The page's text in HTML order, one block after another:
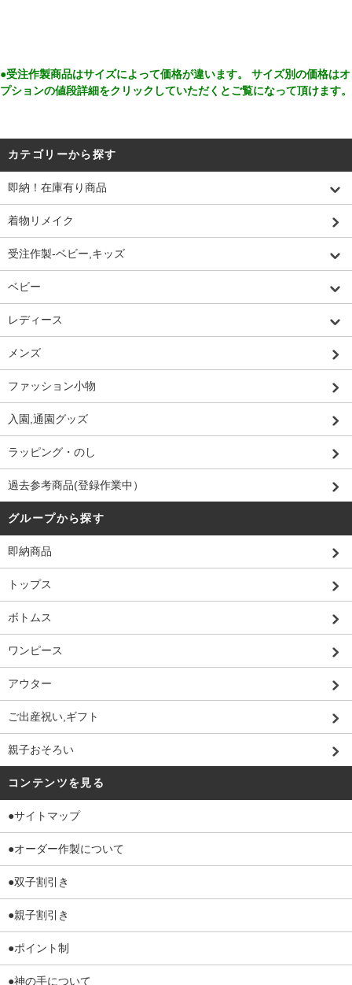
●受注作製商品はサイズによって価格が違います。 サイズ別の価格はオ
プションの値段詳細をクリックしていただくとご覧になって頂けます。
カテゴリーから探す
即納！在庫有り商品
着物リメイク
受注作製-ベビー,キッズ
ベビー
レディース
メンズ
ファッション小物
入園,通園グッズ
ラッピング・のし
過去参考商品(登録作業中）
グループから探す
即納商品
トップス
ボトムス
ワンピース
アウター
ご出産祝い,ギフト
親子おそろい
コンテンツを見る
●サイトマップ
●オーダー作製について
●双子割引き
●親子割引き
●ポイント制
●神の手について